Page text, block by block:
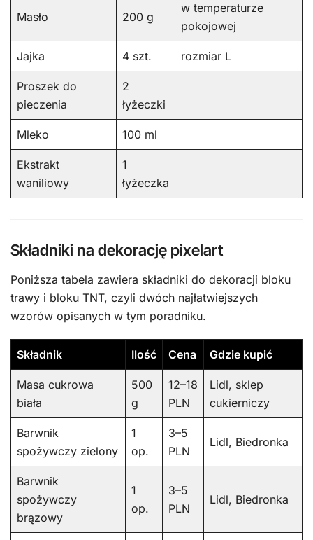
Masło 200 g
w temperaturze
pokojowej
Jajka 4 szt. rozmiar L
Proszek do
pieczenia
2
łyżeczki
Mleko 100 ml
Ekstrakt
waniliowy
1
łyżeczka
Składniki na dekorację pixelart
Poniższa tabela zawiera składniki do dekoracji bloku
trawy i bloku TNT, czyli dwóch najłatwiejszych
wzorów opisanych w tym poradniku.
Składnik Ilość Cena Gdzie kupić
Masa cukrowa
biała
500
g
12–18
PLN
Lidl, sklep
cukierniczy
Barwnik
spożywczy zielony
1
op.
3–5
PLN
Lidl, Biedronka
Barwnik
spożywczy
brązowy
1
op.
3–5
PLN
Lidl, Biedronka